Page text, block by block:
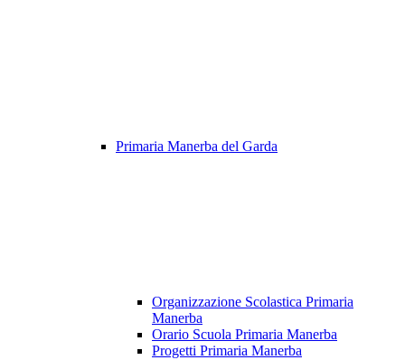
Primaria Manerba del Garda
Organizzazione Scolastica Primaria
Manerba
Orario Scuola Primaria Manerba
Progetti Primaria Manerba